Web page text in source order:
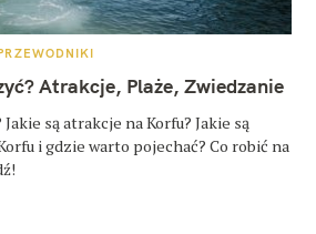
Atrakcje, Plaże, Zwiedzanie
są atrakcje na Korfu? Jakie są
i gdzie warto pojechać? Co robić na